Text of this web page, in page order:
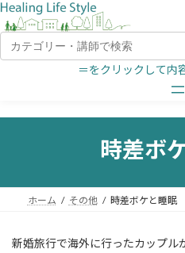
＝をクリックして内
時差ボ
ホーム その他 時差ボケと睡眠
新婚旅行で海外に行ったカップル